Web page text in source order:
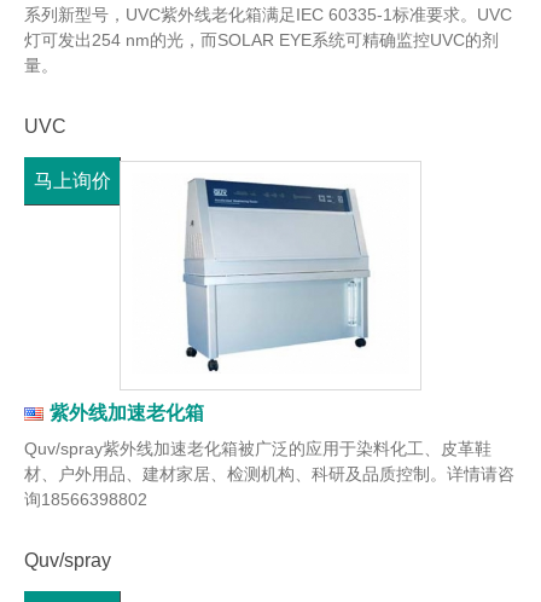
系列新型号，UVC紫外线老化箱满足IEC 60335-1标准要求。UVC
灯可发出254 nm的光，而SOLAR EYE系统可精确监控UVC的剂
量。
UVC
马上询价
紫外线加速老化箱
Quv/spray紫外线加速老化箱被广泛的应用于染料化工、皮革鞋
材、户外用品、建材家居、检测机构、科研及品质控制。详情请咨
询18566398802
Quv/spray